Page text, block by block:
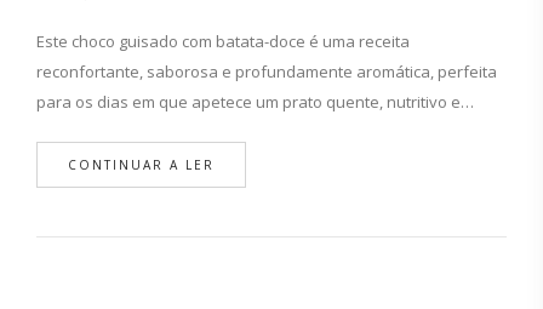
Este choco guisado com batata-doce é uma receita
reconfortante, saborosa e profundamente aromática, perfeita
para os dias em que apetece um prato quente, nutritivo e…
CONTINUAR A LER